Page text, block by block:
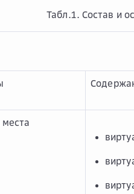
Табл.1. Состав и